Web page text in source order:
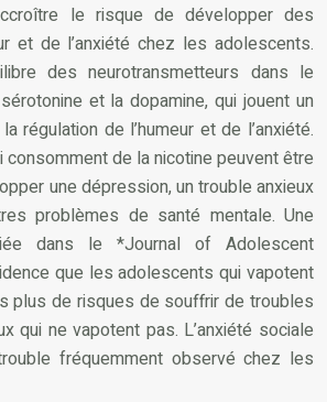
le risque de développer des
et de l’anxiété chez les adolescents.
des neurotransmetteurs dans le
et la dopamine, qui jouent un
régulation de l’humeur et de l’anxiété.
de la nicotine peuvent être
une dépression, un trouble anxieux
problèmes de santé mentale. Une
dans le *Journal of Adolescent
que les adolescents qui vapotent
plus de risques de souffrir de troubles
qui ne vapotent pas. L’anxiété sociale
fréquemment observé chez les